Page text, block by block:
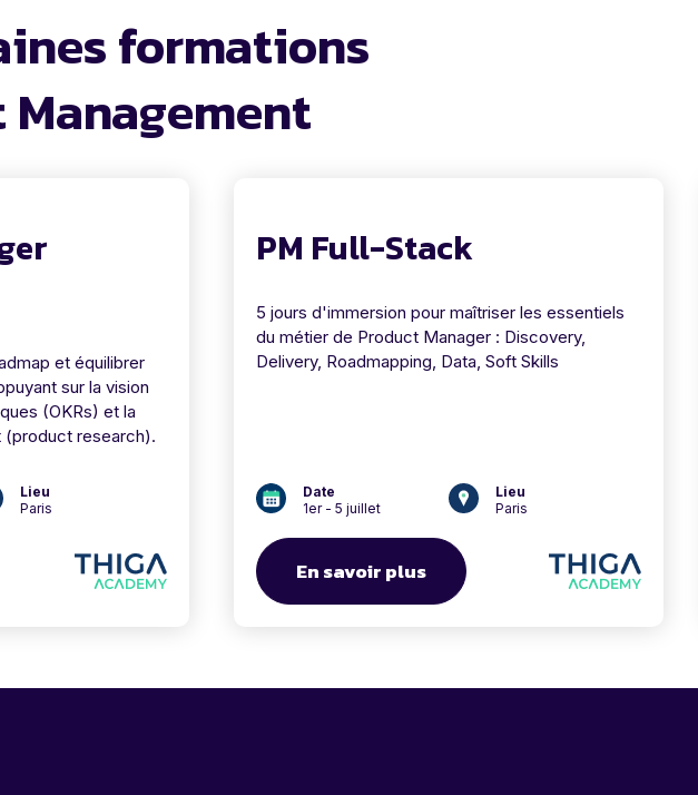
formations
et équilibrer
sur la vision
(OKRs) et la
(product research).
Lieu
Paris
PM Full-Stack
5 jours d'immersion pour maîtriser les essentiels
du métier de Product Manager : Discovery,
Delivery, Roadmapping, Data, Soft Skills
Date
1er - 5 juillet
Lieu
Paris
En savoir plus